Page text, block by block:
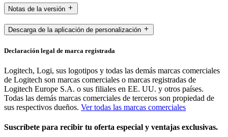
Notas de la versión
Descarga de la aplicación de personalización
Declaración legal de marca registrada
Logitech, Logi, sus logotipos y todas las demás marcas comerciales
de Logitech son marcas comerciales o marcas registradas de
Logitech Europe S.A. o sus filiales en EE. UU. y otros países.
Todas las demás marcas comerciales de terceros son propiedad de
sus respectivos dueños. Ver todas las marcas comerciales
Suscríbete para recibir tu oferta especial y ventajas exclusivas.